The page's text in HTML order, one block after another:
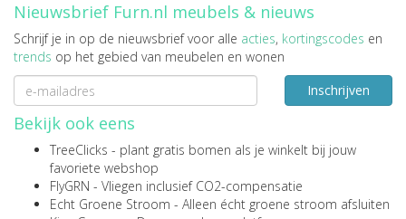
Nieuwsbrief Furn.nl meubels & nieuws
Schrijf je in op de nieuwsbrief voor alle acties, kortingscodes en
trends op het gebied van meubelen en wonen
Inschrijven
Bekijk ook eens
TreeClicks - plant gratis bomen als je winkelt bij jouw
favoriete webshop
FlyGRN - Vliegen inclusief CO2-compensatie
Echt Groene Stroom - Alleen écht groene stroom afsluiten